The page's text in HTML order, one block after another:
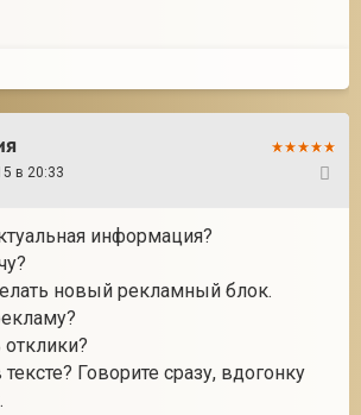
в 20:33
информация?
новый рекламный блок.
Говорите сразу, вдогонку